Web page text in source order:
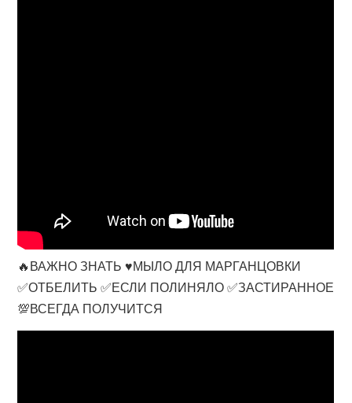
🔥ВАЖНО ЗНАТЬ ♥️МЫЛО ДЛЯ МАРГАНЦОВКИ
✅ОТБЕЛИТЬ ✅ЕСЛИ ПОЛИНЯЛО ✅ЗАСТИРАННОЕ
💯ВСЕГДА ПОЛУЧИТСЯ